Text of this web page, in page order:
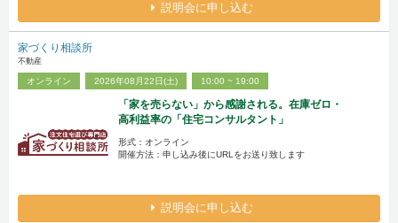
説明会に申し込む
家づくり相談所
不動産
オンライン 2026年08月22日(土) 10:00 ~ 19:00
「家を売らない」から感謝される。在庫ゼロ・
高利益率の「住宅コンサルタント」
形式：オンライン
開催方法：申し込み後にURLをお送り致します
説明会に申し込む